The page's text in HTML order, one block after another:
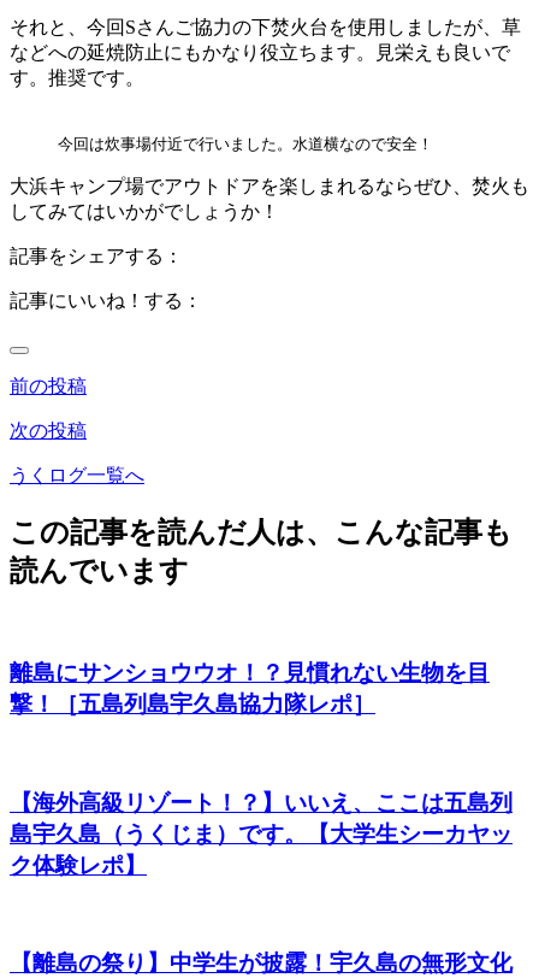
それと、今回Sさんご協力の下焚火台を使用しましたが、草
などへの延焼防止にもかなり役立ちます。見栄えも良いで
す。推奨です。
今回は炊事場付近で行いました。水道横なので安全！
大浜キャンプ場でアウトドアを楽しまれるならぜひ、焚火も
してみてはいかがでしょうか！
記事をシェアする：
記事にいいね！する：
前の投稿
次の投稿
うくログ一覧へ
この記事を読んだ人は、こんな記事も
読んでいます
離島にサンショウウオ！？見慣れない生物を目
撃！［五島列島宇久島協力隊レポ］
【海外高級リゾート！？】いいえ、ここは五島列
島宇久島（うくじま）です。【大学生シーカヤッ
ク体験レポ】
【離島の祭り】中学生が披露！宇久島の無形文化